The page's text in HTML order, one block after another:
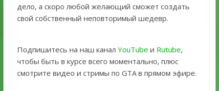
дело, а скоро любой желающий сможет создать
свой собственный неповторимый шедевр.
Подпишитесь на наш канал YouTube и Rutube,
чтобы быть в курсе всего моментально, плюс
смотрите видео и стримы по GTA в прямом эфире.